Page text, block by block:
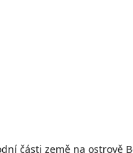
části země na ostrově